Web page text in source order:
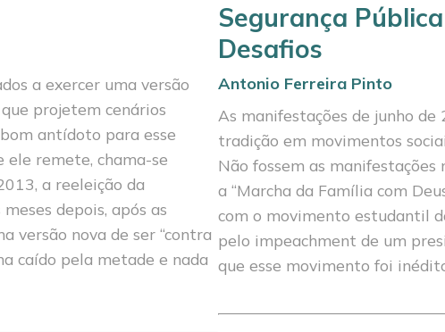
a exercer uma versão
projetem cenários
antídoto para esse
ele remete, chama-se
a reeleição da
depois, após as
versão nova de ser “contra
caído pela metade e nada
Segurança
Desafios
Antonio Ferreira Pinto
As manifestações de junho
tradição em movimentos
Não fossem as
a “Marcha da Família com
com o movimento estudantil
pelo impeachment de um
que esse movimento foi